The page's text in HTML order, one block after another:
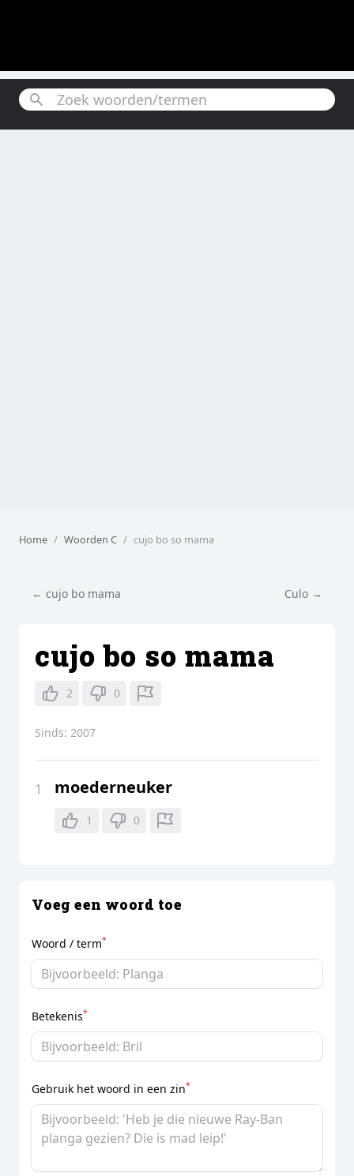
Home Woorden C cujo bo so mama
← cujo bo mama Culo →
cujo bo so mama
2 0
Sinds: 2007
1 moederneuker
1 0
Voeg een woord toe
Woord / term*
Betekenis*
Gebruik het woord in een zin*